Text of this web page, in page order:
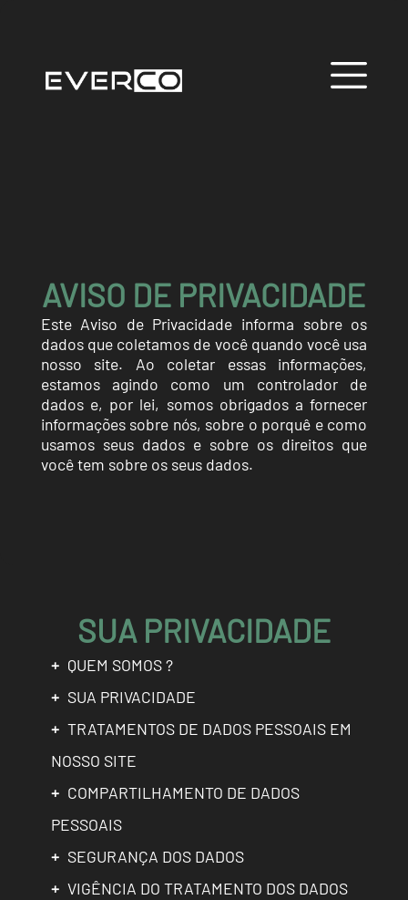
AVISO DE PRIVACIDADE
Este Aviso de Privacidade informa sobre os
dados que coletamos de você quando você usa
nosso site. Ao coletar essas informações,
estamos agindo como um controlador de
dados e, por lei, somos obrigados a fornecer
informações sobre nós, sobre o porquê e como
usamos seus dados e sobre os direitos que
você tem sobre os seus dados.
SUA PRIVACIDADE
+ QUEM SOMOS ?
+ SUA PRIVACIDADE
+ TRATAMENTOS DE DADOS PESSOAIS EM
NOSSO SITE
+ COMPARTILHAMENTO DE DADOS
PESSOAIS
+ SEGURANÇA DOS DADOS
+ VIGÊNCIA DO TRATAMENTO DOS DADOS